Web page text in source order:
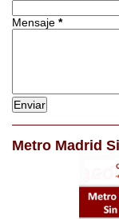
Mensaje *
Metro Madrid